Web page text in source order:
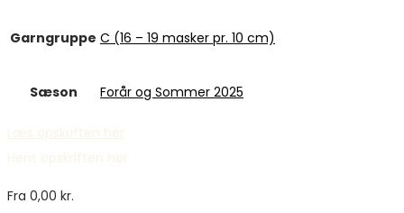
Garngruppe C (16 – 19 masker pr. 10 cm)
Sæson Forår og Sommer 2025
Læs opskriften her
Hent opskriften her
Fra 0,00 kr.